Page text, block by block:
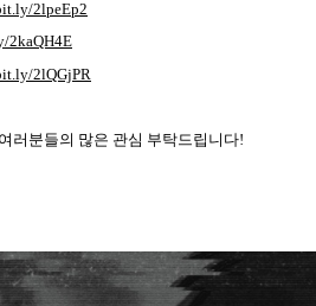
2lpeEp2
2kaQH4E
2lQGjPR
러분들의 많은 관심 부탁드립니다!